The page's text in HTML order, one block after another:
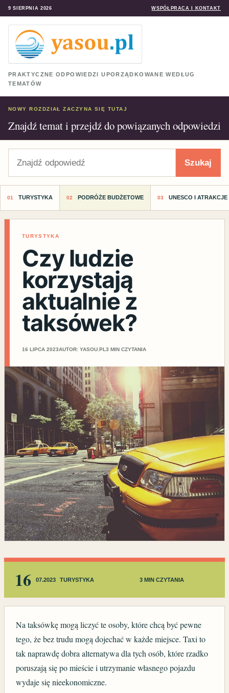
9 SIERPNIA 2026 WSPÓŁPRACA I KONTAKT
PRAKTYCZNE ODPOWIEDZI UPORZĄDKOWANE WEDŁUG
TEMATÓW
NOWY ROZDZIAŁ ZACZYNA SIĘ TUTAJ
Znajdź temat i przejdź do powiązanych odpowiedzi
Szukaj
TURYSTYKA PODRÓŻE BUDŻETOWE UNESCO I
TURYSTYKA
Czy ludzie
korzystają
aktualnie z
taksówek?
16 LIPCA 2023AUTOR: YASOU.PL 3 MIN CZYTANIA
16 07.2023 TURYSTYKA 3 MIN CZYTANIA
Na taksówkę mogą liczyć te osoby, które chcą być pewne
tego, że bez trudu mogą dojechać w każde miejsce. Taxi to
tak naprawdę dobra alternatywa dla tych osób, które rzadko
poruszają się po mieście i utrzymanie własnego pojazdu
wydaje się nieekonomiczne.